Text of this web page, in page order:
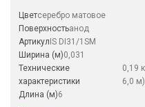
Цветсеребро матовое
Поверхностьанод
Артикул IS DI31/1SM
Ширина (м)0,031
Технические
характеристики
0,19
6,0 м)
Длина (м)6